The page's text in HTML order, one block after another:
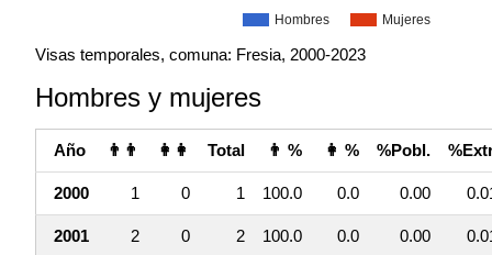
Hombres Mujeres
Visas temporales, comuna: Fresia, 2000-2023
Hombres y mujeres
Año 👨👨 👩👩 Total 👨 % 👩 % %Pobl.
2000 1 0 1 100.0 0.0 0.00
2001 2 0 2 100.0 0.0 0.00